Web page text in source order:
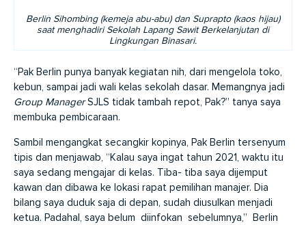
Berlin Sihombing (kemeja abu-abu) dan Suprapto (kaos hijau)
saat menghadiri Sekolah Lapang Sawit Berkelanjutan di
Lingkungan Binasari.
“Pak Berlin punya banyak kegiatan nih, dari mengelola toko,
kebun, sampai jadi wali kelas sekolah dasar. Memangnya jadi
Group ManagerSJLS tidak tambah repot, Pak?” tanya saya
membuka pembicaraan.
Sambil mengangkat secangkir kopinya, Pak Berlin tersenyum
tipis dan menjawab, “Kalau saya ingat tahun 2021, waktu itu
saya sedang mengajar di kelas. Tiba- tiba saya dijemput
kawan dan dibawa ke lokasi rapat pemilihan manajer. Dia
bilang saya duduk saja di depan, sudah diusulkan menjadi
ketua. Padahal, saya belum diinfokan sebelumnya,” Berlin